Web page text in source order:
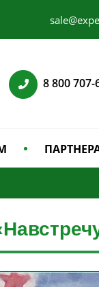
8 800 707-